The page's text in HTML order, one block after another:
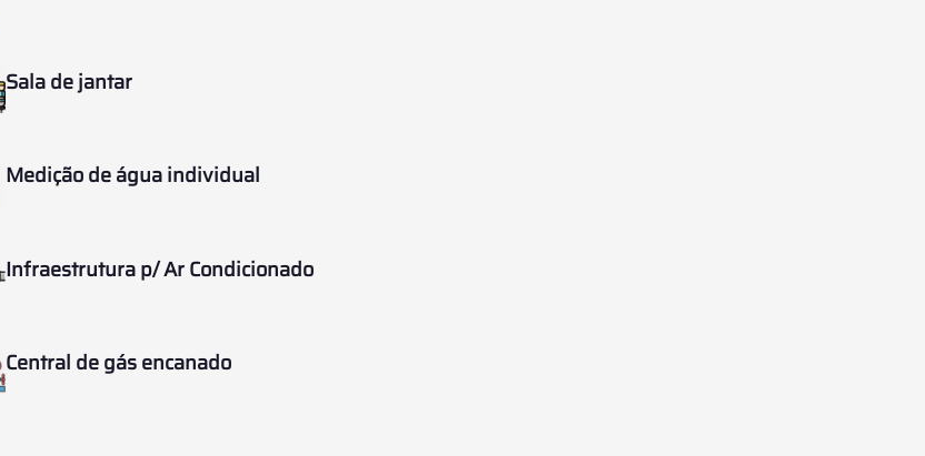
Sala de jantar
Medição de água individual
Infraestrutura p/ Ar Condicionado
Central de gás encanado